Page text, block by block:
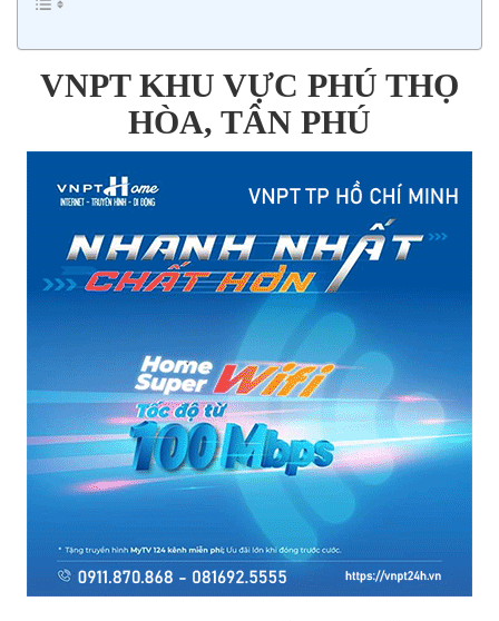
VNPT KHU VỰC PHÚ THỌ
HÒA, TÂN PHÚ